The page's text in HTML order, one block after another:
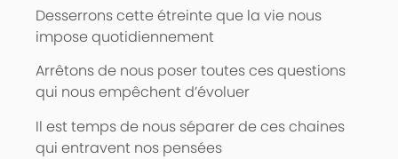
Desserrons cette étreinte que la vie nous
impose quotidiennement
Arrêtons de nous poser toutes ces questions
qui nous empêchent d’évoluer
Il est temps de nous séparer de ces chaines
qui entravent nos pensées